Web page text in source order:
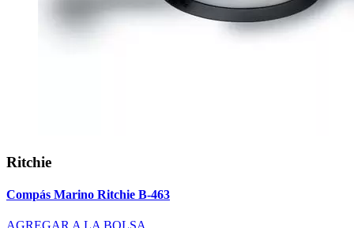
Ritchie
Compás Marino Ritchie B-463
AGREGAR A LA BOLSA